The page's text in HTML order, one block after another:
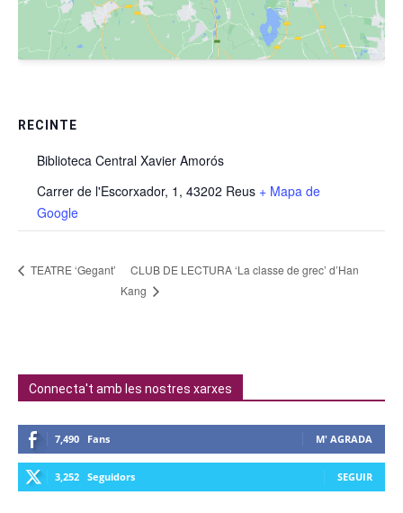
RECINTE
Biblioteca Central Xavier Amorós
Carrer de l'Escorxador, 1, 43202 Reus + Mapa de
Google
TEATRE ‘Gegant’
CLUB DE LECTURA ‘La classe de grec’ d’Han
Kang
Connecta't amb les nostres xarxes
7,490 Fans M' AGRADA
3,252 Seguidors SEGUIR